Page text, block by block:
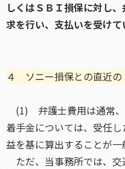
しくはＳＢＩ損保に対し
求を行い、支払いを受けて
４ ソニー損保との直近の
(1) 弁護士費用は通常、
着手金については、受任
益を基に算出することが一
ただ、当事務所では、